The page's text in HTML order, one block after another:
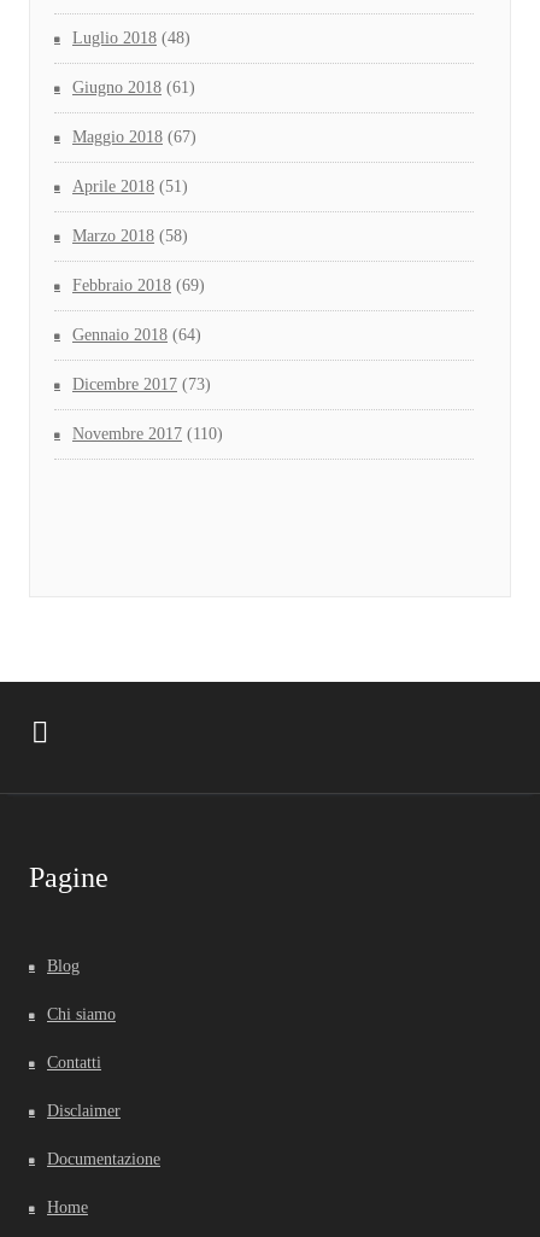
Luglio 2018 (48)
Giugno 2018 (61)
Maggio 2018 (67)
Aprile 2018 (51)
Marzo 2018 (58)
Febbraio 2018 (69)
Gennaio 2018 (64)
Dicembre 2017 (73)
Novembre 2017 (110)
Pagine
Blog
Chi siamo
Contatti
Disclaimer
Documentazione
Home